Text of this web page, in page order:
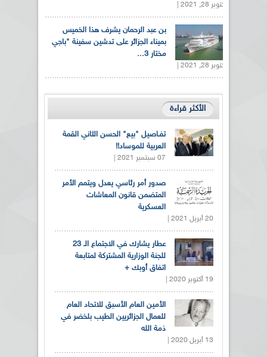
أكتوبر 28, 2021 |
بن عبد الرحمان يشرف هذا الخميس
بميناء الجزائر على تدشين سفينة "باجي
مختار 3...
أكتوبر 28, 2021 |
الأكثر قراءة
تفـاصيل "بيع" الحسن الثاني القمة
العربية للموساد!!
07 سبتمبر 2021 |
صدور أمر رئاسي يعدل ويتمم الأمر
المتضمن قانون المعاشات
العسكرية
20 أبريل 2021 |
عطار يشارك في الاجتماع الـ 23
للجنة الوزارية المشتركة لمتابعة
اتفاق أوبك +
19 أكتوبر 2020 |
الأمين العام الأسبق للاتحاد العام
للعمال الجزائريين الطيب بلخضر في
ذمة الله
13 أبريل 2020 |